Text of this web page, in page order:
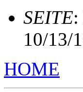
SEITE
10/13/
HOME